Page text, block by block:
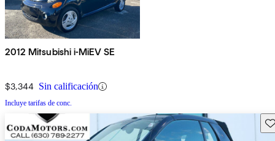
2012 Mitsubishi i-MiEV SE
$3,344 Sin calificación
Incluye tarifas de conc.